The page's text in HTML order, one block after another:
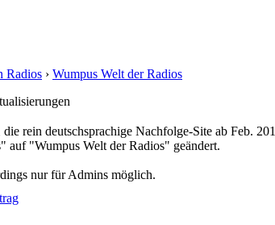
Radios › Wumpus Welt der Radios
rein deutschsprachige Nachfolge-Site ab Feb.
"Wumpus Welt der Radios" geändert.
nur für Admins möglich.